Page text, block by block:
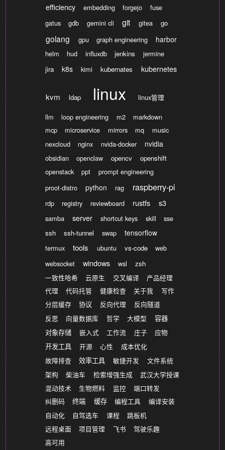
efficiency embedding forgejo
fuse
gatus
gdb gemini cli git gitea go
golang gpu graph engineering harbor
helm hud influxdb jenkins
jermine
jira
k8s kimi kubernates kubernetes
kvm ldap linux linux管理
llm loop engineering m2
markdown
mcp
microservice mirrors mq
music
nexcloud
nginx nvida-docker nvidia
obsidian openclaw opencv
openshift
openstack
ppt
prompt engineering
proot-distro
python rag raspberry-pi
rdp registry reviewboard rustfs s3
samba server shortcut keys skill
sse
ssh
ssh-tunnel swap tensorflow
termux tools ubuntu vs-code
web
websocket
windows wsl
zsh
一致性哈希
云原生 交叉编译
产品经理
代理
代码托管 健康检查 关于我
写作
分层缓存
协议 反向代理
反向隧道
反思
向量数据库 哲学 大模型
容器
对象存储
嵌入式 工作流 庄子
应物
开发工具
开源 心性
成本优化
故障排查
效率工具 敏捷开发
文件系统
架构
柴油车 检索增强生成
武汉大学授课
混动技术
生物燃料 监控
端口转发
纠删码
终端 缓存 编程工具
编译安装
自动化
自驾选车 课程
跳板机
远程桌面
项目管理 飞书
驾驶乐趣
高可用